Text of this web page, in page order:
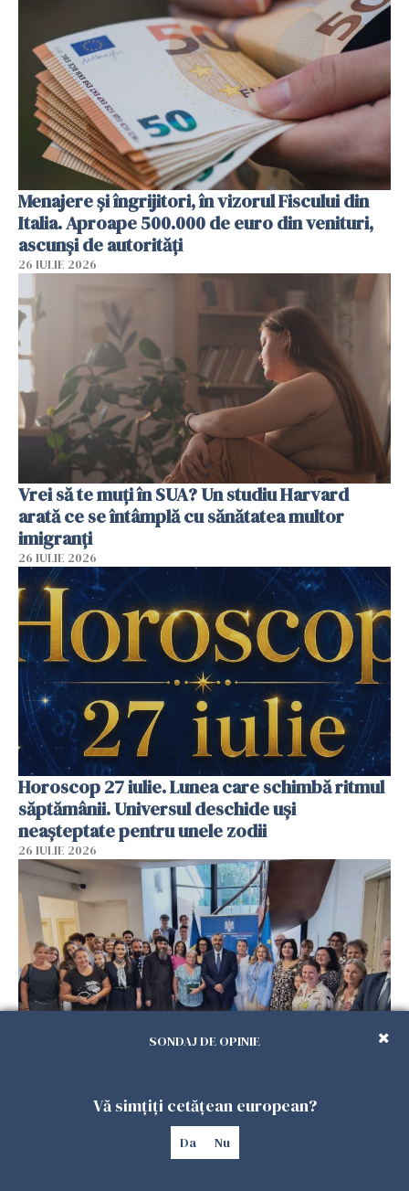
Menajere și îngrijitori, în vizorul Fiscului din
Italia. Aproape 500.000 de euro din venituri,
ascunși de autorități
26 IULIE 2026
Vrei să te muți în SUA? Un studiu Harvard
arată ce se întâmplă cu sănătatea multor
imigranți
26 IULIE 2026
Horoscop 27 iulie. Lunea care schimbă ritmul
săptămânii. Universul deschide uși
neașteptate pentru unele zodii
26 IULIE 2026
Consulatul României la Roma promite
intervenții în doar 24 de ore
SONDAJ DE OPINIE
Vă simțiți cetățean european?
Da Nu